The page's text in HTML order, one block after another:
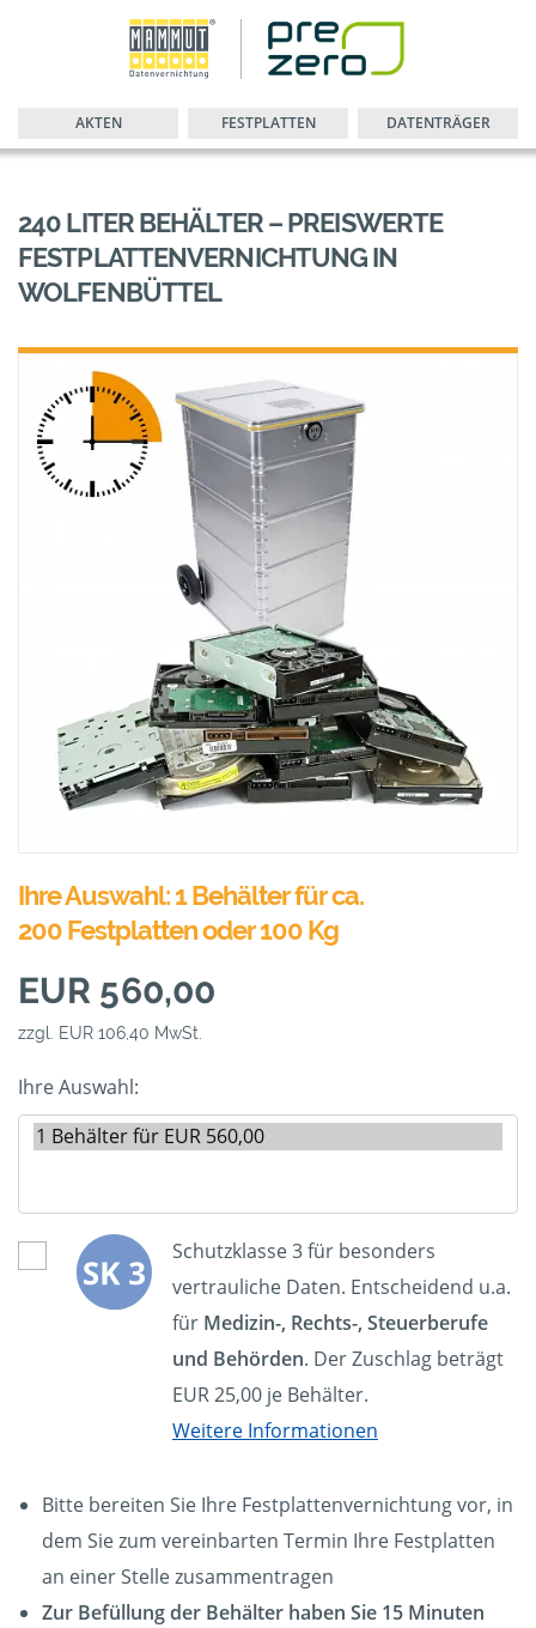
AKTEN FESTPLATTEN DATENTRÄGER
240 LITER BEHÄLTER – PREISWERTE
FESTPLATTENVERNICHTUNG IN
WOLFENBÜTTEL
Ihre Auswahl: 1 Behälter für ca.
200 Festplatten oder 100 Kg
EUR 560,00
zzgl. EUR 106,40 MwSt.
Ihre Auswahl:
Schutzklasse 3 für besonders
vertrauliche Daten. Entscheidend u.a.
für Medizin-, Rechts-, Steuerberufe
und Behörden. Der Zuschlag beträgt
EUR 25,00 je Behälter.
Weitere Informationen
Bitte bereiten Sie Ihre Festplattenvernichtung vor, in
dem Sie zum vereinbarten Termin Ihre Festplatten
an einer Stelle zusammentragen
Zur Befüllung der Behälter haben Sie 15 Minuten